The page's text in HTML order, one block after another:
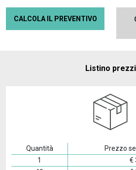
CALCOLA IL PREVENTIVO
Listino prezzi
Quantità
Prezzo
1
€